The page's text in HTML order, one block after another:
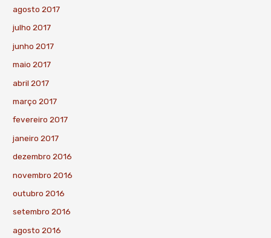
agosto 2017
julho 2017
junho 2017
maio 2017
abril 2017
março 2017
fevereiro 2017
janeiro 2017
dezembro 2016
novembro 2016
outubro 2016
setembro 2016
agosto 2016